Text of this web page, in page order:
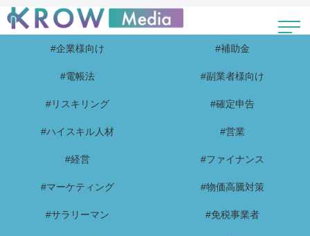
#企業様向け #補助金
#電帳法 #副業者様向け
#リスキリング #確定申告
#ハイスキル人材 #営業
#経営 #ファイナンス
#マーケティング #物価高騰対策
#サラリーマン #免税事業者